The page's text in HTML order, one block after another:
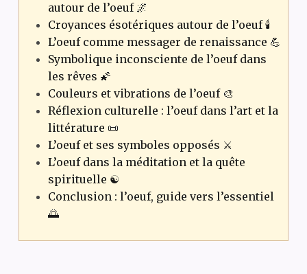
autour de l’oeuf 🌌
Croyances ésotériques autour de l’oeuf 🕯️
L’oeuf comme messager de renaissance 💪
Symbolique inconsciente de l’oeuf dans
les rêves 🌠
Couleurs et vibrations de l’oeuf 🎨
Réflexion culturelle : l’oeuf dans l’art et la
littérature 📜
L’oeuf et ses symboles opposés ⚔️
L’oeuf dans la méditation et la quête
spirituelle ☯️
Conclusion : l’oeuf, guide vers l’essentiel
🌅